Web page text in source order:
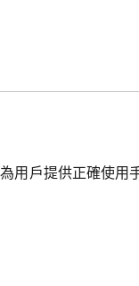
用戶提供正確使